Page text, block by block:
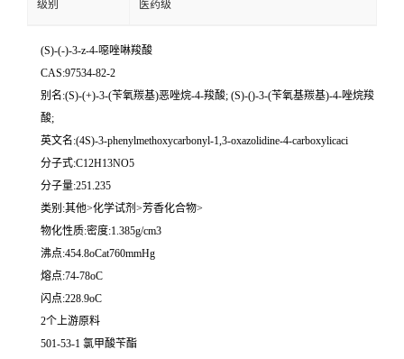
级别 医药级
(S)-(-)-3-z-4-噁唑啉羧酸
CAS:97534-82-2
别名:(S)-(+)-3-(苄氧羰基)恶唑烷-4-羧酸; (S)-()-3-(苄氧基羰基)-4-唑烷羧
酸;
英文名:(4S)-3-phenylmethoxycarbonyl-1,3-oxazolidine-4-carboxylicaci
分子式:C12H13NO5
分子量:251.235
类别:其他>化学试剂>芳香化合物>
物化性质:密度:1.385g/cm3
沸点:454.8oCat760mmHg
熔点:74-78oC
闪点:228.9oC
2个上游原料
501-53-1 氯甲酸苄酯